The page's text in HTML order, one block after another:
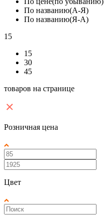
По названию(А-Я)
По названию(Я-А)
15
15
30
45
товаров на странице
Розничная цена
Цвет